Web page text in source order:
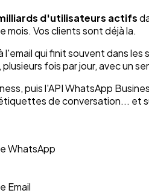
d'utilisateurs actifs
mois. Vos clients sont déjà la.
l'email qui finit souvent dans
fois par jour, avec un
puis l'API WhatsApp
de conversation... et
WhatsApp
Email